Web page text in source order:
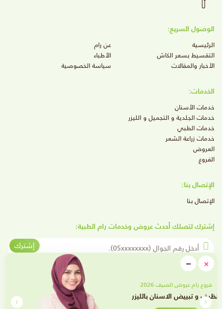
×
close−
Minimize
فروع رام عروض الصيف 2026
تقويم الأسنان
الوصول السريع:
الرئيسية
عن رام
التقسيط بسعر الكاش
الأطباء
الأخبار والمقالات
سياسة الخصوصية
الخدمات:
خدمات الأسنان
خدمات الجلدية و التجميل و الليزر
خدمات الطبي
خدمات زراعة الشعر
العروض
الفروع
الإتصال بنا:
الإتصال بنا
إشترك لتصلك أحدث عروض وخدمات رام الطبية:
أدخل رقم الجوال
إشترك